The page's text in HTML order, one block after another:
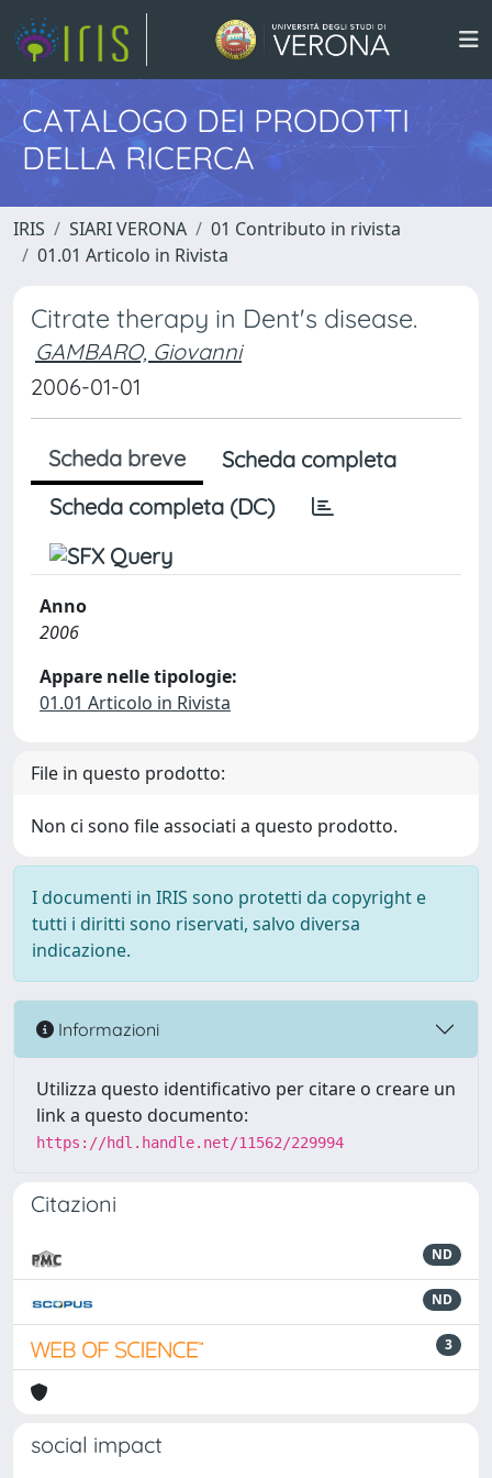
CATALOGO DEI PRODOTTI
DELLA RICERCA
IRIS SIARI VERONA
01 Contributo in rivista
01.01 Articolo in Rivista
Citrate therapy in Dent's disease.
GAMBARO, Giovanni
2006-01-01
Scheda breve
Scheda completa
Scheda completa (DC)
Anno
2006
Appare nelle tipologie:
01.01 Articolo in Rivista
File in questo prodotto:
Non ci sono file associati a questo prodotto.
I documenti in IRIS sono protetti da copyright e
tutti i diritti sono riservati, salvo diversa
indicazione.
Informazioni
Utilizza questo identificativo per citare o creare un
link a questo documento:
https://hdl.handle.net/11562/229994
Citazioni
ND
ND
3
social impact